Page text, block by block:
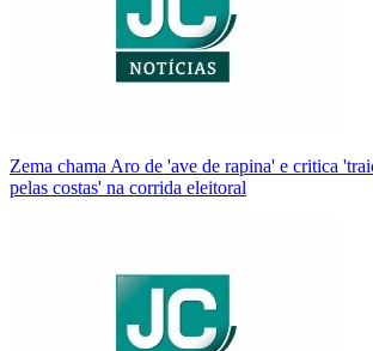
Zema chama Aro de 'ave de rapina' e critica
pelas costas' na corrida eleitoral